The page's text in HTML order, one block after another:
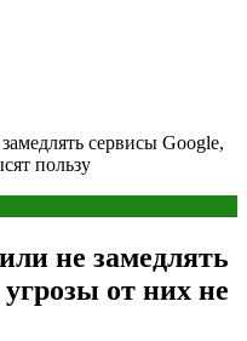
сервисы Google,
пользу
не замедлять
от них не